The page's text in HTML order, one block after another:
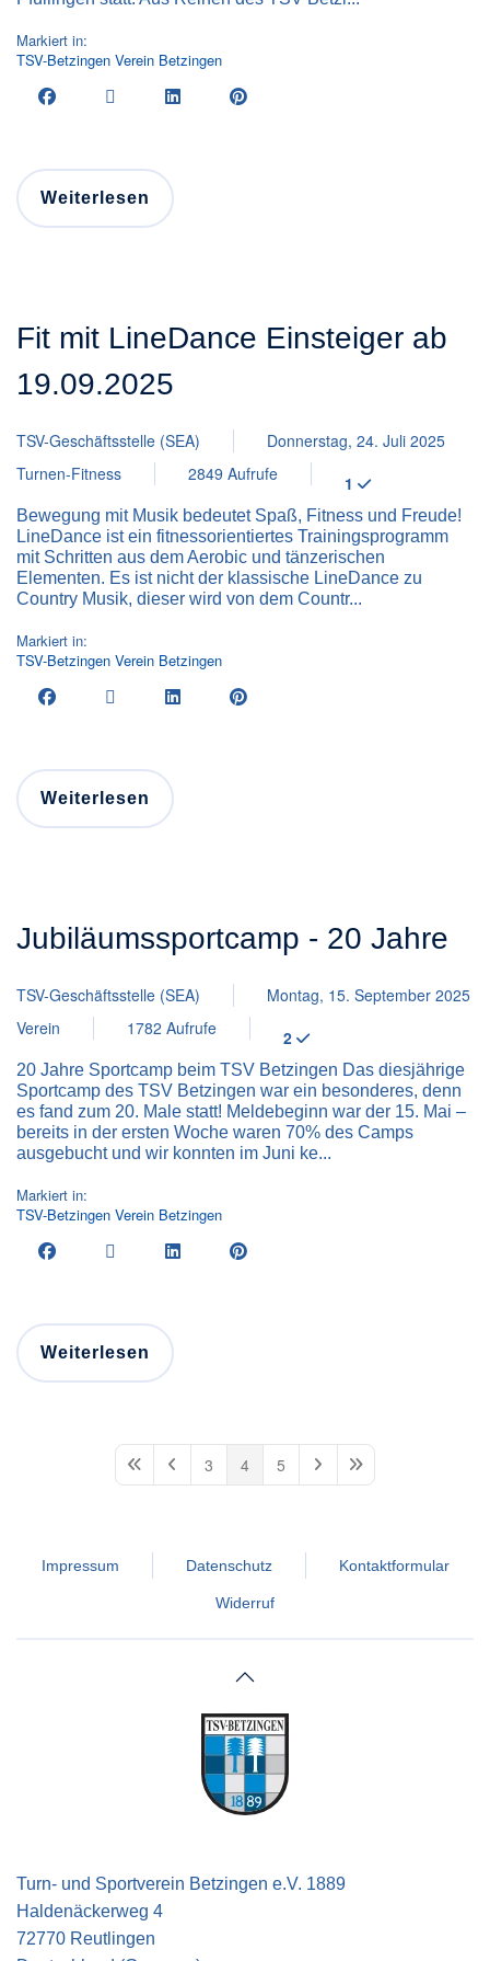
Markiert in:
TSV-Betzingen Verein Betzingen
Weiterlesen
Fit mit LineDance Einsteiger ab
19.09.2025
TSV-Geschäftsstelle (SEA)
Donnerstag, 24. Juli 2025
Turnen-Fitness
2849 Aufrufe 1
Bewegung mit Musik bedeutet Spaß, Fitness und Freude!
LineDance ist ein fitnessorientiertes Trainingsprogramm
mit Schritten aus dem Aerobic und tänzerischen
Elementen. Es ist nicht der klassische LineDance zu
Country Musik, dieser wird von dem Countr...
Markiert in:
TSV-Betzingen Verein Betzingen
Weiterlesen
Jubiläumssportcamp - 20 Jahre
TSV-Geschäftsstelle (SEA)
Montag, 15. September 2025
Verein
1782 Aufrufe 2
20 Jahre Sportcamp beim TSV Betzingen Das diesjährige
Sportcamp des TSV Betzingen war ein besonderes, denn
es fand zum 20. Male statt! Meldebeginn war der 15. Mai –
bereits in der ersten Woche waren 70% des Camps
ausgebucht und wir konnten im Juni ke...
Markiert in:
TSV-Betzingen Verein Betzingen
Weiterlesen
First PagePrevious Page
3 4 5 Next PageLast Page
Impressum Datenschutz Kontaktformular
Widerruf
Turn- und Sportverein Betzingen e.V. 1889
Haldenäckerweg 4
72770 Reutlingen